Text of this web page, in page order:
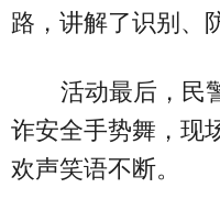
路，讲解了识别、
活动最后，民
诈安全手势舞，现
欢声笑语不断。